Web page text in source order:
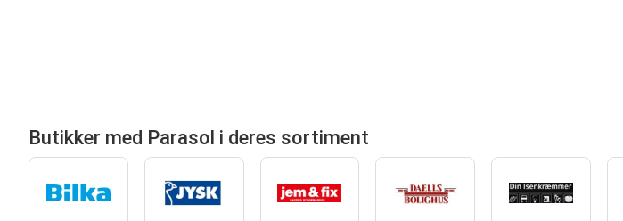
Butikker med Parasol i deres sortiment